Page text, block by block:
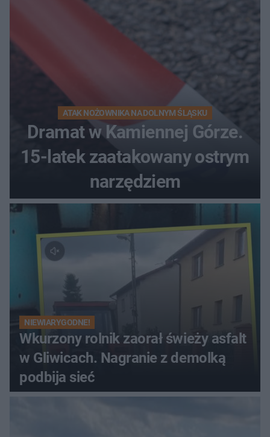
ATAK NOŻOWNIKA NA DOLNYM ŚLĄSKU
Dramat w Kamiennej Górze.
15-latek zaatakowany ostrym
narzędziem
NIEWIARYGODNE!
Wkurzony rolnik zaorał świeży asfalt
w Gliwicach. Nagranie z demolką
podbija sieć